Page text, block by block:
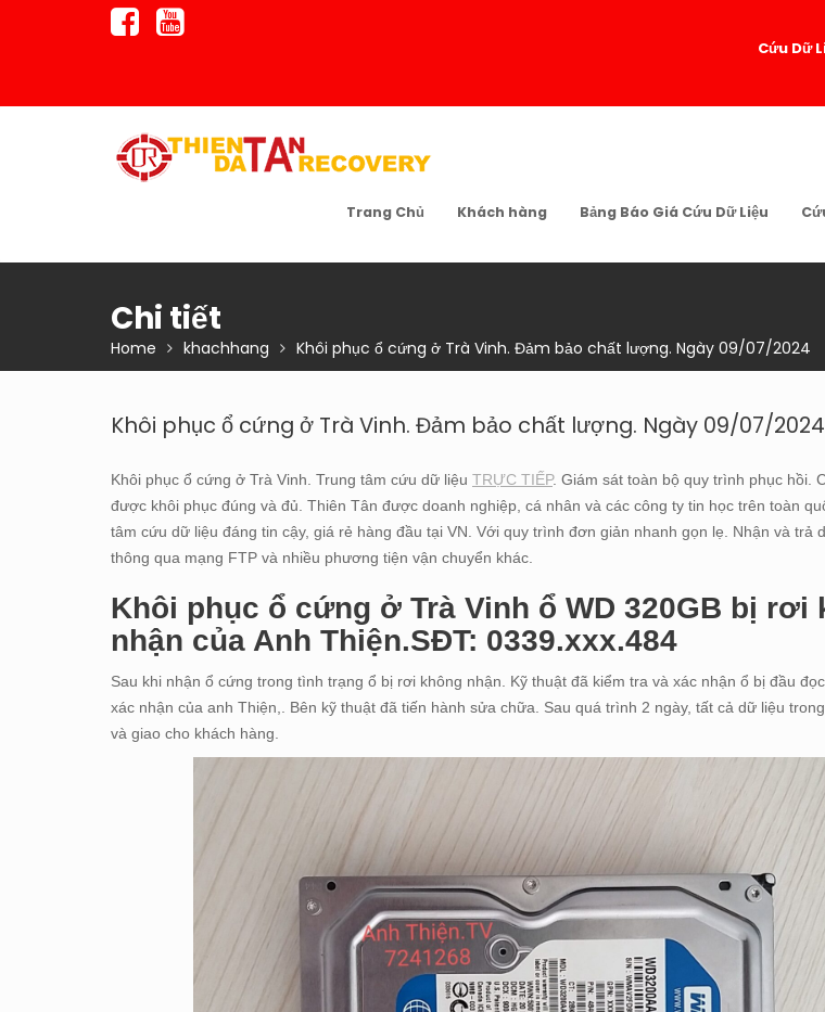
Cứu Dữ
Trang Chủ Khách hàng Bảng Báo Giá Cứu Dữ Liệu
Chi tiết
Home khachhang Khôi phục ổ cứng ở Trà Vinh. Đảm bảo chất lượng. Ngày 09/07/2024
Khôi phục ổ cứng ở Trà Vinh. Đảm bảo chất lượng. Ngày 09/07/2024
Khôi phục ổ cứng ở Trà Vinh. Trung tâm cứu dữ liệu TRỰC TIẾP. Giám sát toàn bộ quy trình phục hồi.
được khôi phục đúng và đủ. Thiên Tân được doanh nghiệp, cá nhân và các công ty tin học trên toàn
tâm cứu dữ liệu đáng tin cậy, giá rẻ hàng đầu tại VN. Với quy trình đơn giản nhanh gọn lẹ. Nhận và trả
thông qua mạng FTP và nhiều phương tiện vận chuyển khác.
Khôi phục ổ cứng ở Trà Vinh ổ WD 320GB bị rơi
nhận của Anh Thiện.SĐT: 0339.xxx.484
Sau khi nhận ổ cứng trong tình trạng ổ bị rơi không nhận. Kỹ thuật đã kiểm tra và xác nhận ổ bị đầu
xác nhận của anh Thiện,. Bên kỹ thuật đã tiến hành sửa chữa. Sau quá trình 2 ngày, tất cả dữ liệu
và giao cho khách hàng.